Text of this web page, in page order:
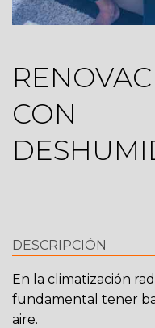
CON
DESCRIPCIÓN
En la climatización
fundamental tener
aire.